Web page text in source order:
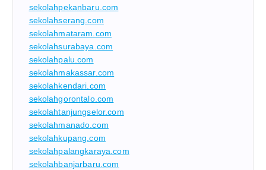
sekolahpekanbaru.com
sekolahserang.com
sekolahmataram.com
sekolahsurabaya.com
sekolahpalu.com
sekolahmakassar.com
sekolahkendari.com
sekolahgorontalo.com
sekolahtanjungselor.com
sekolahmanado.com
sekolahkupang.com
sekolahpalangkaraya.com
sekolahbanjarbaru.com